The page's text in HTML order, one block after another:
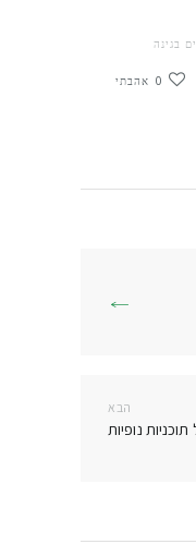
בגינה
0 אהבתי
הבא
נופיות